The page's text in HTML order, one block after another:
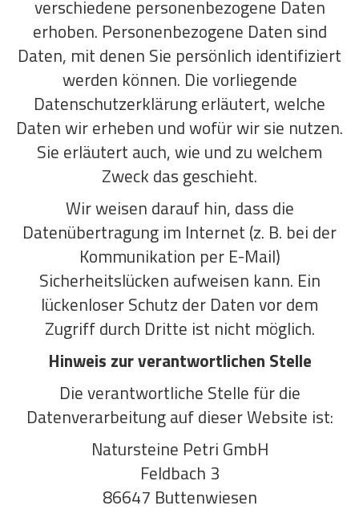
verschiedene personenbezogene Daten
erhoben. Personenbezogene Daten sind
Daten, mit denen Sie persönlich identifiziert
werden können. Die vorliegende
Datenschutzerklärung erläutert, welche
Daten wir erheben und wofür wir sie nutzen.
Sie erläutert auch, wie und zu welchem
Zweck das geschieht.
Wir weisen darauf hin, dass die
Datenübertragung im Internet (z. B. bei der
Kommunikation per E-Mail)
Sicherheitslücken aufweisen kann. Ein
lückenloser Schutz der Daten vor dem
Zugriff durch Dritte ist nicht möglich.
Hinweis zur verantwortlichen Stelle
Die verantwortliche Stelle für die
Datenverarbeitung auf dieser Website ist:
Natursteine Petri GmbH
Feldbach 3
86647 Buttenwiesen